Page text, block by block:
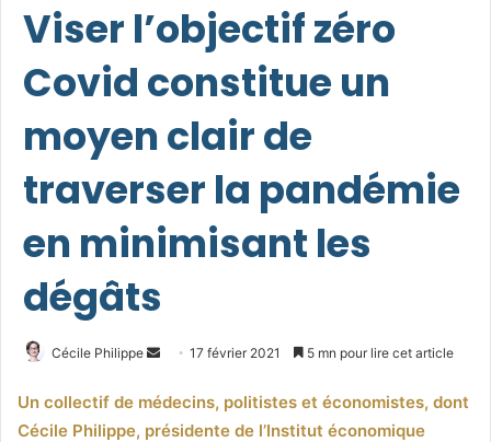
Viser l’objectif zéro
Covid constitue un
moyen clair de
traverser la pandémie
en minimisant les
dégâts
Cécile Philippe
Envoyer
courriel
17 février 2021 5 mn pour lire cet article
Un collectif de médecins, politistes et économistes, dont
Cécile Philippe, présidente de l’Institut économique